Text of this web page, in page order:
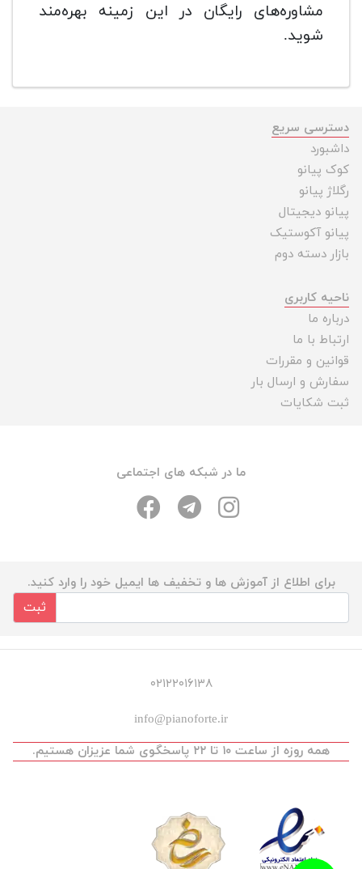
مشاوره‌های رایگان در این زمینه بهره‌مند
شوید.
دسترسی سریع
داشبورد
کوک پیانو
رگلاژ پیانو
پیانو دیجیتال
پیانو آکوستیک
بازار دسته دوم
ناحیه کاربری
درباره ما
ارتباط با ما
قوانین و مقررات
سفارش و ارسال بار
ثبت شکایات
ما در شبکه های اجتماعی
برای اطلاع از آموزش ها و تخفیف ها ایمیل خود را وارد کنید.
ثبت
۰۲۱۲۲۰۱۶۱۳۸
info@pianoforte.ir
همه روزه از ساعت ۱۰ تا ۲۲ پاسخگوی شما عزیزان هستیم.